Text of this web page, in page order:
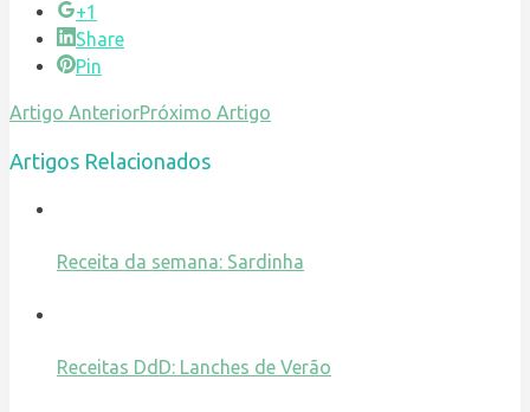
+1
Share
Pin
Artigo AnteriorPróximo Artigo
Artigos Relacionados
Receita da semana: Sardinha
Receitas DdD: Lanches de Verão